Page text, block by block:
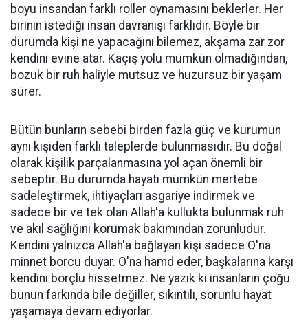
boyu insandan farklı roller oynamasını beklerler. Her
birinin istediği insan davranışı farklıdır. Böyle bir
durumda kişi ne yapacağını bilemez, akşama zar zor
kendini evine atar. Kaçış yolu mümkün olmadığından,
bozuk bir ruh haliyle mutsuz ve huzursuz bir yaşam
sürer.
Bütün bunların sebebi birden fazla güç ve kurumun
aynı kişiden farklı taleplerde bulunmasıdır. Bu doğal
olarak kişilik parçalanmasına yol açan önemli bir
sebeptir. Bu durumda hayatı mümkün mertebe
sadeleştirmek, ihtiyaçları asgariye indirmek ve
sadece bir ve tek olan Allah'a kullukta bulunmak ruh
ve akıl sağlığını korumak bakımından zorunludur.
Kendini yalnızca Allah'a bağlayan kişi sadece O'na
minnet borcu duyar. O'na hamd eder, başkalarına karşı
kendini borçlu hissetmez. Ne yazık ki insanların çoğu
bunun farkında bile değiller, sıkıntılı, sorunlu hayat
yaşamaya devam ediyorlar.